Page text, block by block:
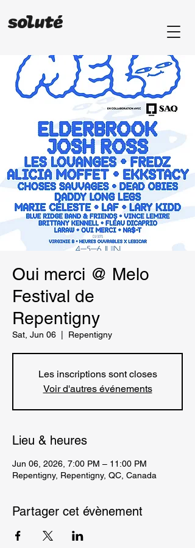
Oui merci @ Melo
Festival de
Repentigny
Sat, Jun 06 Repentigny
Les inscriptions sont closes
Voir d'autres événements
Lieu & heures
Jun 06, 2026, 7:00 PM – 11:00 PM
Repentigny, Repentigny, QC, Canada
Partager cet évènement